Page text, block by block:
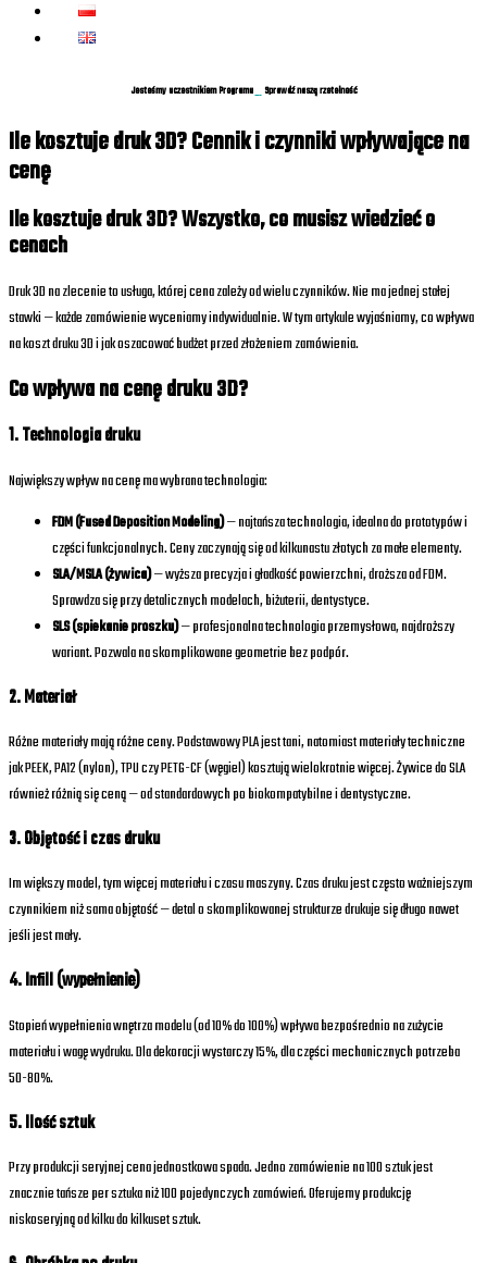
Jesteśmy uczestnikiem Programu Sprawdź naszą rzetelność
Ile kosztuje druk 3D? Cennik i czynniki wpływające na
cenę
Ile kosztuje druk 3D? Wszystko, co musisz wiedzieć o
cenach
Druk 3D na zlecenie to usługa, której cena zależy od wielu czynników. Nie ma jednej stałej
stawki — każde zamówienie wyceniamy indywidualnie. W tym artykule wyjaśniamy, co wpływa
na koszt druku 3D i jak oszacować budżet przed złożeniem zamówienia.
Co wpływa na cenę druku 3D?
1. Technologia druku
Największy wpływ na cenę ma wybrana technologia:
FDM (Fused Deposition Modeling)— najtańsza technologia, idealna do prototypów i
części funkcjonalnych. Ceny zaczynają się od kilkunastu złotych za małe elementy.
SLA/MSLA (żywica)— wyższa precyzja i gładkość powierzchni, droższa od FDM.
Sprawdza się przy detalicznych modelach, biżuterii, dentystyce.
SLS (spiekanie proszku)— profesjonalna technologia przemysłowa, najdroższy
wariant. Pozwala na skomplikowane geometrie bez podpór.
2. Materiał
Różne materiały mają różne ceny. Podstawowy PLA jest tani, natomiast materiały techniczne
jak PEEK, PA12 (nylon), TPU czy PETG-CF (węgiel) kosztują wielokrotnie więcej. Żywice do SLA
również różnią się ceną — od standardowych po biokompatybilne i dentystyczne.
3. Objętość i czas druku
Im większy model, tym więcej materiału i czasu maszyny. Czas druku jest często ważniejszym
czynnikiem niż sama objętość — detal o skomplikowanej strukturze drukuje się długo nawet
jeśli jest mały.
4. Infill (wypełnienie)
Stopień wypełnienia wnętrza modelu (od 10% do 100%) wpływa bezpośrednio na zużycie
materiału i wagę wydruku. Dla dekoracji wystarczy 15%, dla części mechanicznych potrzeba
50-80%.
5. Ilość sztuk
Przy produkcji seryjnej cena jednostkowa spada. Jedno zamówienie na 100 sztuk jest
znacznie tańsze per sztuka niż 100 pojedynczych zamówień. Oferujemy produkcję
niskoseryjną od kilku do kilkuset sztuk.